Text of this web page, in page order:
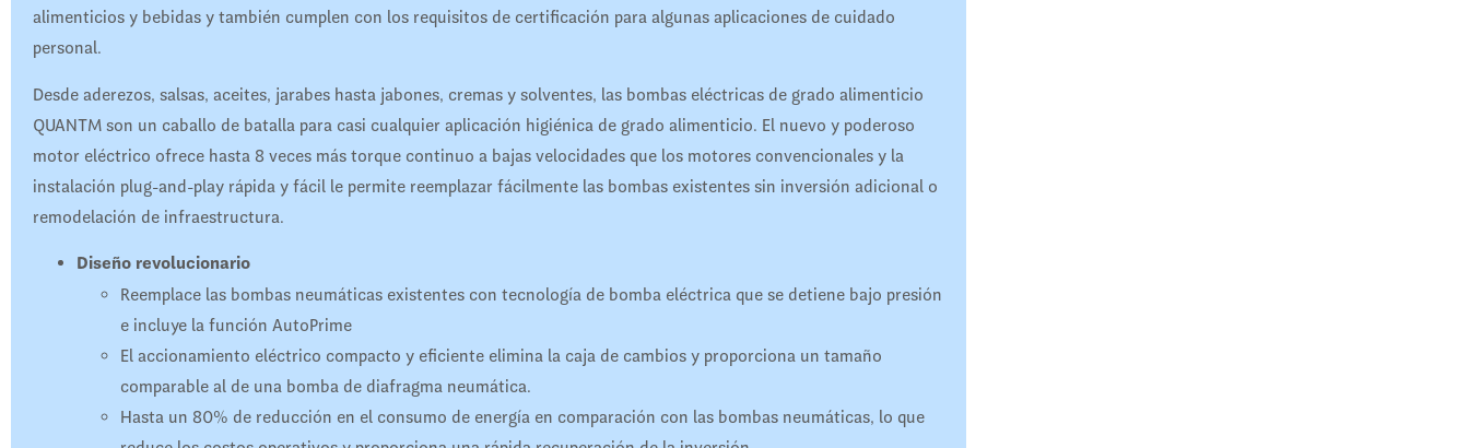
alimenticios y bebidas y también cumplen con los requisitos de certificación para algunas aplicaciones de cuidado
personal.
Desde aderezos, salsas, aceites, jarabes hasta jabones, cremas y solventes, las bombas eléctricas de grado alimenticio
QUANTM son un caballo de batalla para casi cualquier aplicación higiénica de grado alimenticio. El nuevo y poderoso
motor eléctrico ofrece hasta 8 veces más torque continuo a bajas velocidades que los motores convencionales y la
instalación plug-and-play rápida y fácil le permite reemplazar fácilmente las bombas existentes sin inversión adicional o
remodelación de infraestructura.
Diseño revolucionario
Reemplace las bombas neumáticas existentes con tecnología de bomba eléctrica que se detiene bajo presión
e incluye la función AutoPrime
El accionamiento eléctrico compacto y eficiente elimina la caja de cambios y proporciona un tamaño
comparable al de una bomba de diafragma neumática.
Hasta un 80% de reducción en el consumo de energía en comparación con las bombas neumáticas, lo que